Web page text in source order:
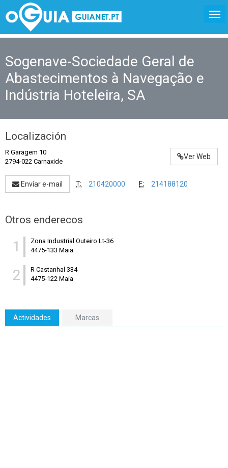
Sogenave-Sociedade Geral de
Abastecimentos à Navegação e
Indústria Hoteleira, SA
Localización
Ver Web
R Garagem 10
2794-022 Carnaxide
Envíar e-mail T: 210420000 F: 214188120
Otros enderecos
1
Zona Industrial Outeiro Lt-36
4475-133 Maia
2
R Castanhal 334
4475-122 Maia
Actividades Marcas